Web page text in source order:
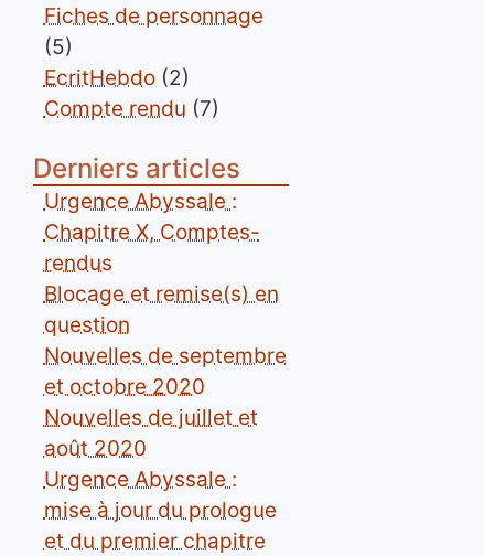
Fiches de personnage
(5)
EcritHebdo(2)
Compte rendu (7)
Derniers articles
Urgence Abyssale :
Chapitre X, Comptes-
rendus
Blocage et remise(s) en
question
Nouvelles de septembre
et octobre 2020
Nouvelles de juillet et
août 2020
Urgence Abyssale :
mise à jour du prologue
et du premier chapitre